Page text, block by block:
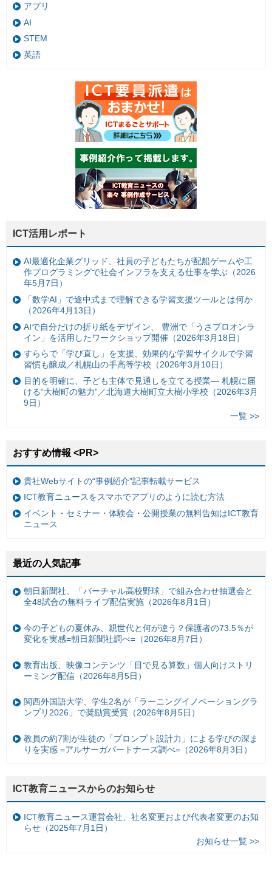
アプリ
AI
STEM
英語
ICT活用レポート
AI最適化企業グリッド、社員の子どもたちが配船ゲームや工
作プログラミングで社会インフラを支える仕事を学ぶ（2026
年5月7日）
「数学AI」で途中式まで理解できる学習支援ツールとは何か
（2026年4月13日）
AIで自分だけの折り紙をデザイン、 豊洲で「うさプロオンラ
イン」を活用したワークショップ開催（2026年3月18日）
すららで「学び直し」を支援、効果的な学習サイクルで学習
習慣も醸成／札幌山の手高等学校（2026年3月10日）
目的を明確に、子ども主体で見通しを立てる授業— 札幌に届
ける“大樹町の魅力”／北海道大樹町立大樹小学校（2026年3月
9日）
一覧 >>
おすすめ情報 <PR>
貴社Webサイトの“事例紹介”記事転載サービス
ICT教育ニュースをスマホでアプリのように読む方法
イベント・セミナー・体験会・公開授業の無料告知はICT教育
ニュース
最近の人気記事
朝日新聞社、「バーチャル高校野球」で組み合わせ抽選会と
全48試合の無料ライブ配信実施（2026年8月1日）
今の子どもの夏休み、親世代と何が違う？保護者の73.5％が
変化を実感=朝日新聞社調べ=（2026年8月7日）
教育出版、映像コンテンツ「目で見る算数」個人向けストリ
ーミング配信（2026年8月5日）
関西外国語大学、学生2名が「ラーニングイノベーショングラ
ンプリ2026」で奨励賞受賞（2026年8月5日）
教員の約7割が生徒の「プロンプト設計力」による学びの深ま
りを実感 =アルサーガパートナーズ調べ=（2026年8月3日）
ICT教育ニュースからのお知らせ
ICT教育ニュース運営会社、社名変更および代表者変更のお知
らせ（2025年7月1日）
お知らせ一覧 >>